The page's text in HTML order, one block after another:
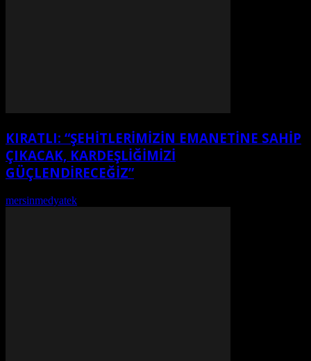
KIRATLI: “ŞEHITLERIMIZIN EMANETINE SAHIP
ÇIKACAK, KARDEŞLIĞIMIZI
GÜÇLENDIRECEĞIZ”
mersinmedyatek